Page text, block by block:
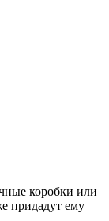
коробки или
придадут ему